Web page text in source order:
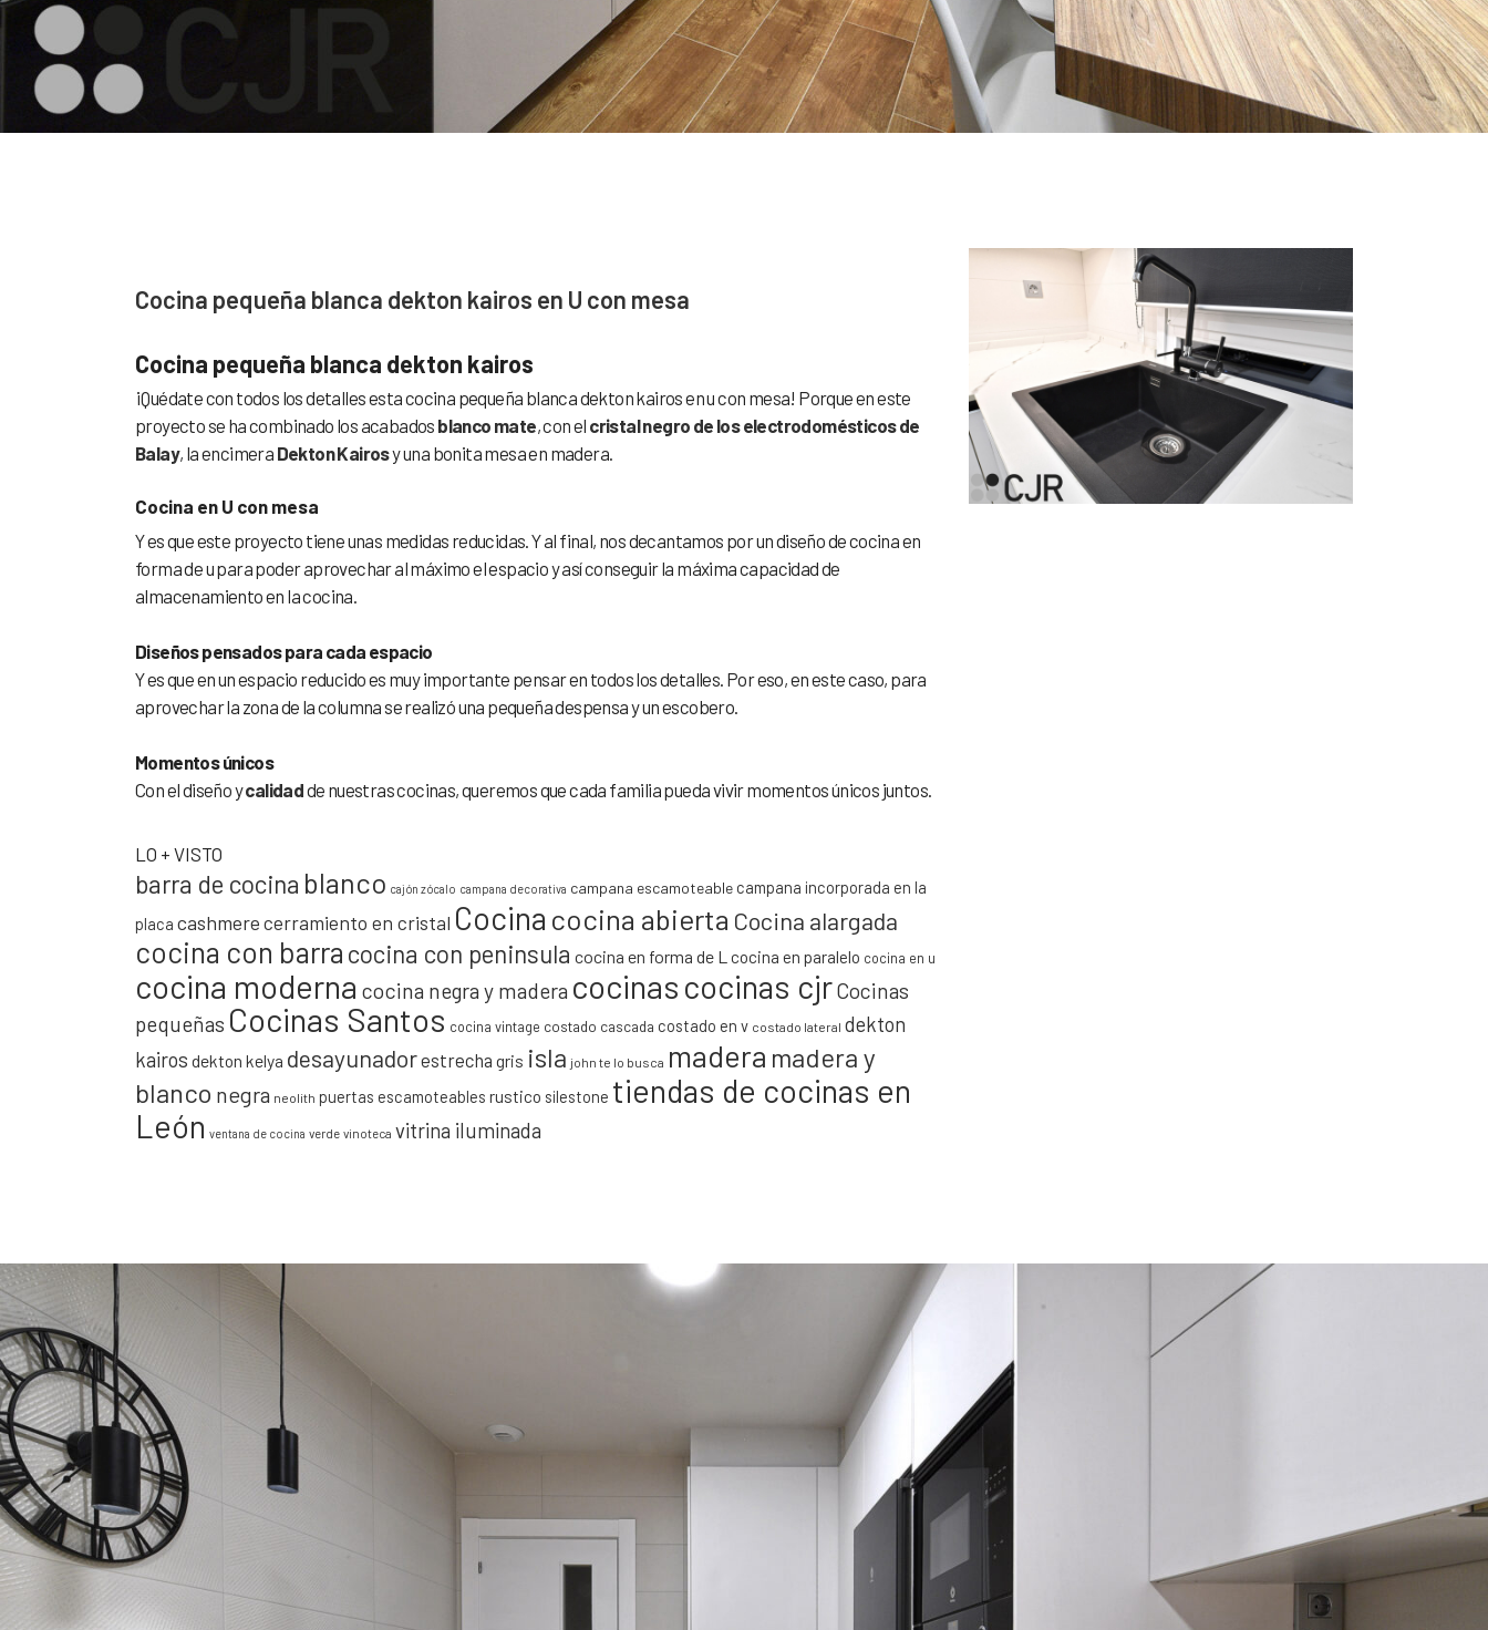
Cocina pequeña blanca dekton kairos en U con mesa
Cocina pequeña blanca dekton kairos
¡Quédate con todos los detalles esta cocina pequeña blanca dekton kairos en u con mesa! Porque en este
proyecto se ha combinado los acabados blanco mate, con el cristal negro de los electrodomésticos de
Balay, la encimera Dekton Kairosy una bonita mesa en madera.
Cocina en U con mesa
Y es que este proyecto tiene unas medidas reducidas. Y al final, nos decantamos por un diseño de cocina en
forma de u para poder aprovechar al máximo el espacio y así conseguir la máxima capacidad de
almacenamiento en la cocina.
Diseños pensados para cada espacio
Y es que en un espacio reducido es muy importante pensar en todos los detalles. Por eso, en este caso, para
aprovechar la zona de la columna se realizó una pequeña despensa y un escobero.
Momentos únicos
Con el diseño ycalidadde nuestras cocinas, queremos que cada familia pueda vivir momentos únicos juntos.
LO + VISTO
barra de cocina blanco cajón zócalo campana decorativa campana escamoteable campana incorporada en la
placa cashmerecerramiento en cristal Cocina cocina abierta Cocina alargada
cocina con barra cocina con peninsula cocina en forma de L cocina en paralelo cocina en u
cocina moderna cocina negra y madera cocinas cocinas cjrCocinas
pequeñas Cocinas Santos cocina vintage costado cascada costado en v costado lateral dekton
kairos dekton kelya desayunadorestrecha gris isla john te lo busca madera madera y
blanco negra neolith puertas escamoteables rustico silestone tiendas de cocinas en
León ventana de cocina verde vinoteca vitrina iluminada